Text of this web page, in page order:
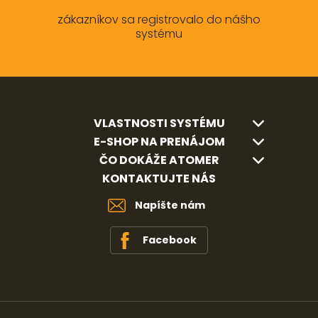
zákazníkov sa registrovalo do nášho
systému
VLASTNOSTI SYSTÉMU
E-SHOP NA PRENÁJOM
ČO DOKÁŽE ATOMER
KONTAKTUJTE NÁS
Napíšte nám
Facebook